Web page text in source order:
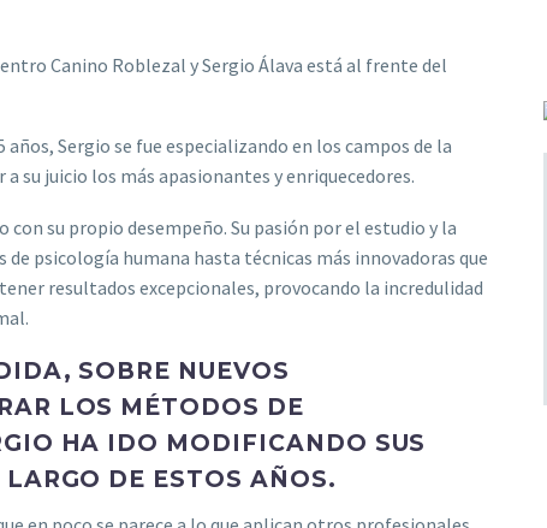
Canino Roblezal y Sergio Álava está al frente del
Sergio se fue especializando en los campos de la
su juicio los más apasionantes y enriquecedores.
su propio desempeño. Su pasión por el estudio y la
psicología humana hasta técnicas más innovadoras que
resultados excepcionales, provocando la incredulidad
SOBRE NUEVOS
LOS MÉTODOS DE
HA IDO MODIFICANDO SUS
DE ESTOS AÑOS.